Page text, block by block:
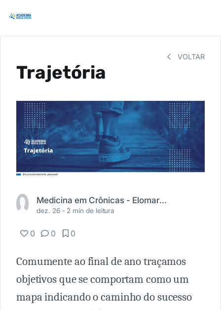
VOLTAR
Trajetória
Medicina em Crônicas - Elomar R. Moura (@medicinaemcronicas)
dez. 26 - 2 min de leitura
0 0 0
Comumente ao final de ano traçamos
objetivos que se comportam como um
mapa indicando o caminho do sucesso